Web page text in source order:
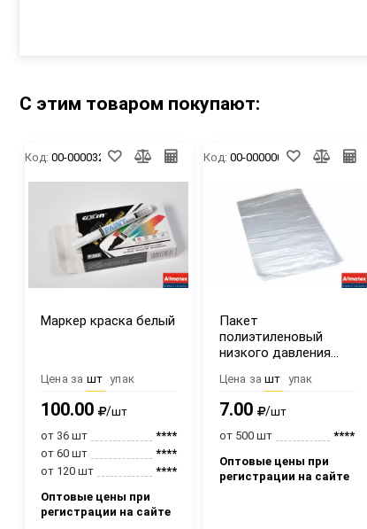
С этим товаром покупают:
Код: 00-00003283
Маркер краска белый
Цена за шт упак
100.00 /шт
от 36 шт
****
от 60 шт
****
от 120 шт
****
Оптовые цены при
регистрации на сайте
Код: 00-00000089
Пакет
полиэтиленовый
низкого давления
Цена за шт упак
7.00 /шт
от 500 шт
****
Оптовые цены при
регистрации на сайте